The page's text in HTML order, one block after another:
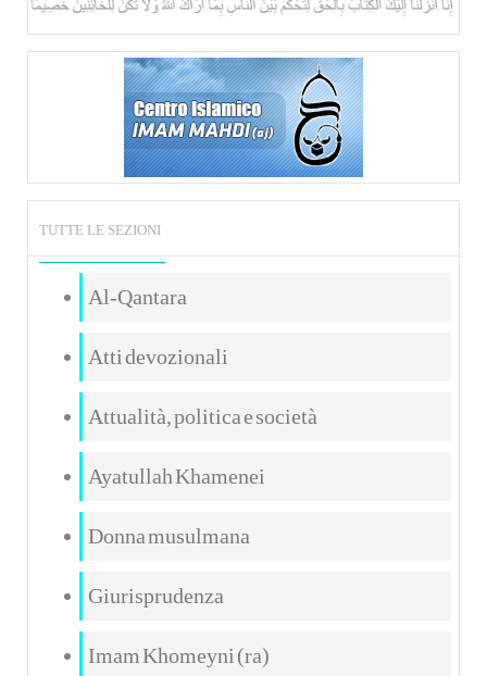
TUTTE LE SEZIONI
Al-Qantara
Atti devozionali
Attualità, politica e società
Ayatullah Khamenei
Donna musulmana
Giurisprudenza
Imam Khomeyni (ra)